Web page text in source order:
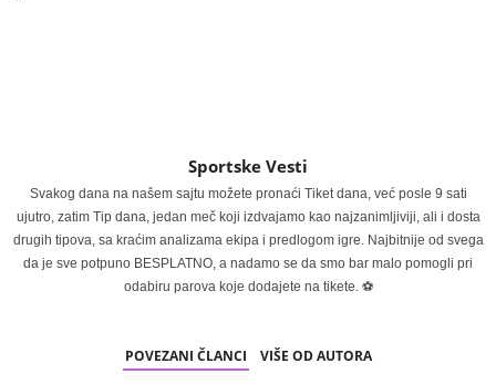
Sportske Vesti
Svakog dana na našem sajtu možete pronaći Tiket dana, već posle 9 sati
ujutro, zatim Tip dana, jedan meč koji izdvajamo kao najzanimljiviji, ali i dosta
drugih tipova, sa kraćim analizama ekipa i predlogom igre. Najbitnije od svega
da je sve potpuno BESPLATNO, a nadamo se da smo bar malo pomogli pri
odabiru parova koje dodajete na tikete. ⚽
POVEZANI ČLANCI VIŠE OD AUTORA